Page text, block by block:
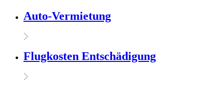
Auto-Vermietung
Flugkosten Entschädigung